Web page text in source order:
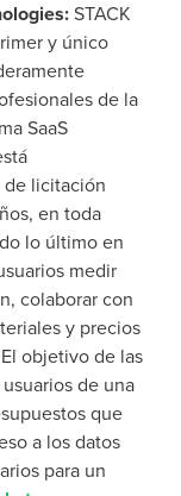
STACK
y único
de la
SaaS
de licitación
en toda
lo último en
medir
colaborar con
y precios
objetivo de las
de una
que
a los datos
para un